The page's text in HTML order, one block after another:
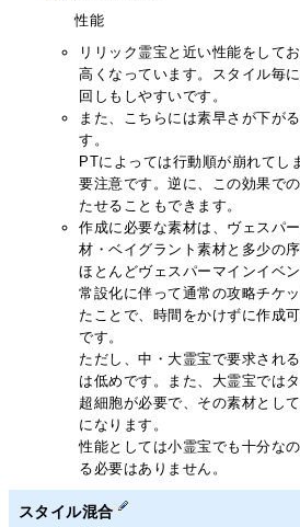
性能
リリック霊宝と近い性能をして
高くなっています。スタイル毎
回しもしやすいです。
また、こちらには素早さが下が
す。
PTによっては行動順が崩れてし
要注意です。逆に、この効果で
たせることもできます。
作成に必要な素材は、ヴェスパ
材・ベイグラント素材と多少の
ほとんどヴェスパーマインイベ
常設化に伴って通常の攻略チケ
たことで、時間をかけずに作成
です。
ただし、中・大霊宝で要求され
は低めです。また、大霊宝では
超細胞が必要で、その素材とし
になります。
性能としては小霊宝でも十分な
る必要はありません。
スタイル混合